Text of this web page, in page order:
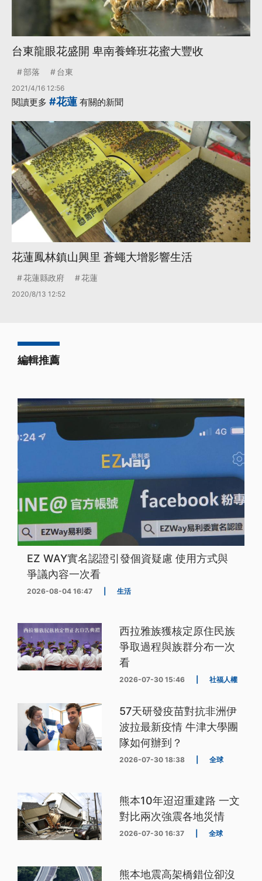
台東龍眼花盛開 卑南養蜂班花蜜大豐收
部落 台東
2021/4/16 12:56
閱讀更多 #花蓮 有關的新聞
花蓮鳳林鎮山興里 蒼蠅大增影響生活
花蓮縣政府 花蓮
2020/8/13 12:52
編輯推薦
EZ WAY實名認證引發個資疑慮 使用方式與
爭議內容一次看
2026-08-04 16:47 生活
西拉雅族獲核定原住民族
爭取過程與族群分布一次
看
2026-07-30 15:46 社福人權
57天研發疫苗對抗非洲伊
波拉最新疫情 牛津大學團
隊如何辦到？
2026-07-30 18:38 全球
熊本10年迢迢重建路 一文
對比兩次強震各地災情
2026-07-30 16:37 全球
熊本地震高架橋錯位卻沒